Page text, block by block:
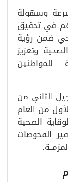
وسهولة
في تحقيق
ضمن رؤية
وتعزيز
الثاني من
من العام
الصحية
الفحوصات